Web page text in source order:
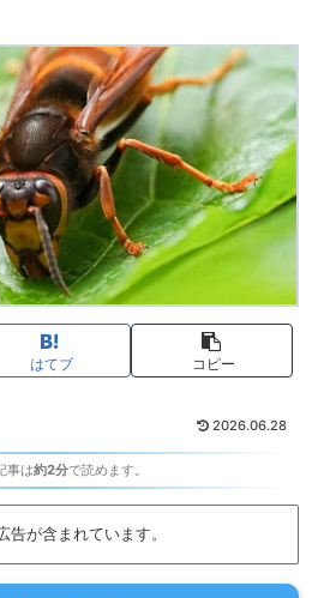
はてブ コピー
2026.06.28
事は約2分で読めます。
告が含まれています。